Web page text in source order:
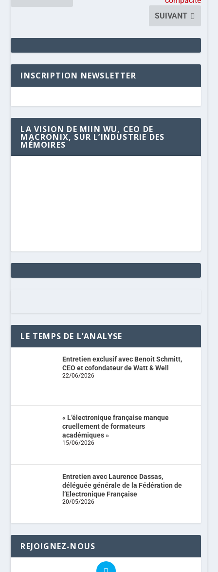
SUIVANT
INSCRIPTION NEWSLETTER
LA VISION DE MIIN WU, CEO DE
MACRONIX, SUR L’INDUSTRIE DES
MÉMOIRES
LE TEMPS DE L’ANALYSE
Entretien exclusif avec Benoit Schmitt,
CEO et cofondateur de Watt & Well
22/06/2026
« L’électronique française manque
cruellement de formateurs
académiques »
15/06/2026
Entretien avec Laurence Dassas,
déléguée générale de la Fédération de
l’Electronique Française
20/05/2026
REJOIGNEZ-NOUS